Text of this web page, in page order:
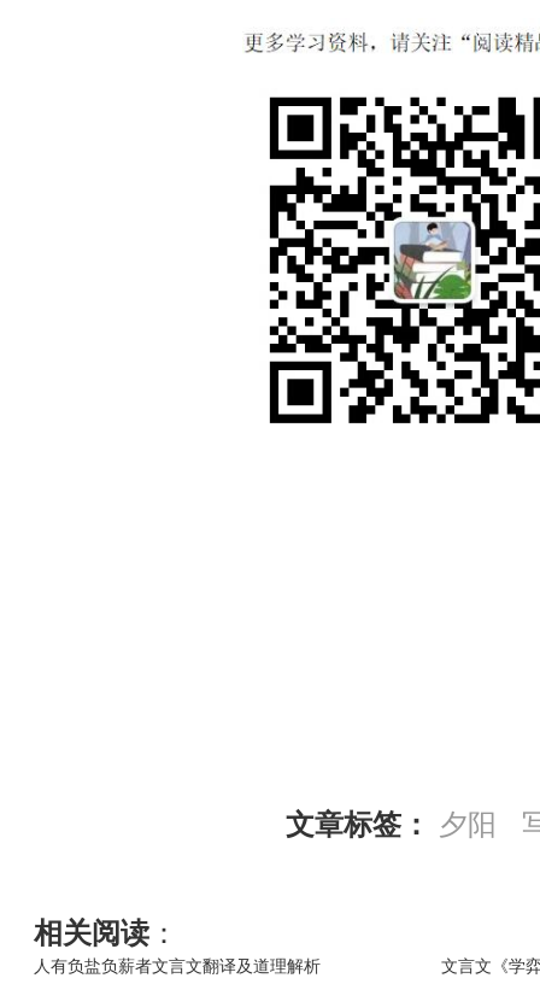
文章标签： 夕阳
相关阅读 ：
人有负盐负薪者文言文翻译及道理解析
文言文《学